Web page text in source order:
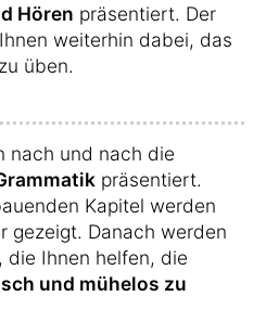
Hören präsentiert. Der
weiterhin dabei, das
üben.
nach und nach die
präsentiert.
Kapitel werden
gezeigt. Danach werden
die Ihnen helfen, die
und mühelos zu